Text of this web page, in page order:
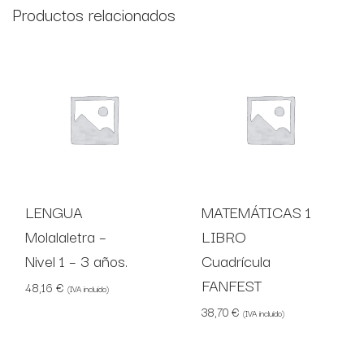
Productos relacionados
LENGUA
Molalaletra –
Nivel 1 – 3 años.
48,16 € (IVA incluido)
MATEMÁTICAS 1
LIBRO
Cuadrícula
FANFEST
38,70€ (IVA incluido)